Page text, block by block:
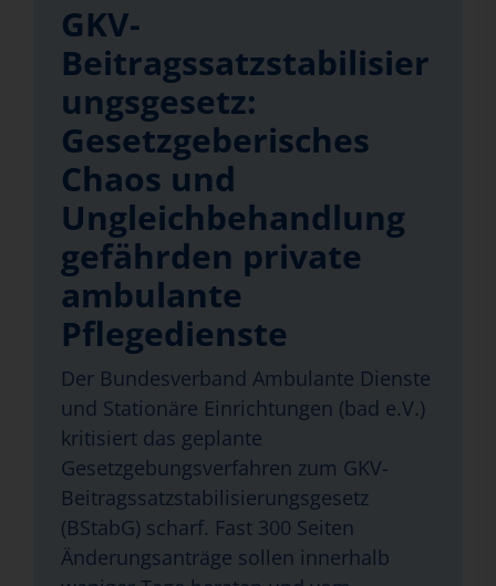
GKV-
Beitragssatzstabilisier
ungsgesetz:
Gesetzgeberisches
Chaos und
Ungleichbehandlung
gefährden private
ambulante
Pflegedienste
Der Bundesverband Ambulante Dienste
und Stationäre Einrichtungen (bad e.V.)
kritisiert das geplante
Gesetzgebungsverfahren zum GKV-
Beitragssatzstabilisierungsgesetz
(BStabG) scharf. Fast 300 Seiten
Änderungsanträge sollen innerhalb